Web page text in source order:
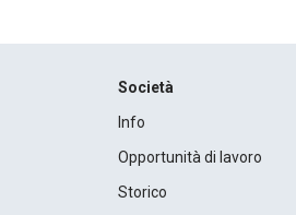
Società
Info
Opportunità di lavoro
Storico